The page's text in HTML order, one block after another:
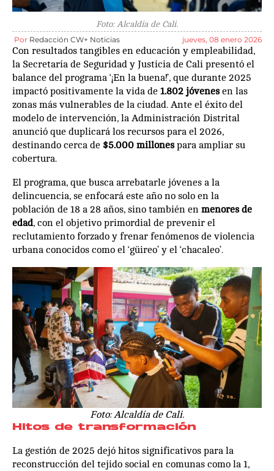
Foto: Alcaldía de Cali.
Por Redacción CW+ Noticias jueves, 08 enero 2026
Con resultados tangibles en educación y empleabilidad,
la Secretaría de Seguridad y Justicia de Cali presentó el
balance del programa ‘¡En la buena!’, que durante 2025
impactó positivamente la vida de 1.802 jóvenesen las
zonas más vulnerables de la ciudad. Ante el éxito del
modelo de intervención, la Administración Distrital
anunció que duplicará los recursos para el 2026,
destinando cerca de $5.000 millonespara ampliar su
cobertura.
El programa, que busca arrebatarle jóvenes a la
delincuencia, se enfocará este año no solo en la
población de 18 a 28 años, sino también en menores de
edad, con el objetivo primordial de prevenir el
reclutamiento forzado y frenar fenómenos de violencia
urbana conocidos como el ‘güireo’ y el ‘chacaleo’.
Foto: Alcaldía de Cali.
Hitos de transformación
La gestión de 2025 dejó hitos significativos para la
reconstrucción del tejido social en comunas como la 1,